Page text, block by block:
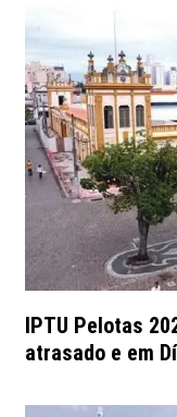
IPTU Pelotas
atrasado e em